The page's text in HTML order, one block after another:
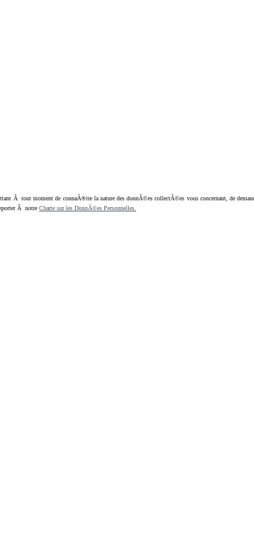
Ã tout moment de connaÃ®tre la nature des donnÃ©es collectÃ©es vous concernant, de
Ã notre Charte sur les DonnÃ©es Personnelles.